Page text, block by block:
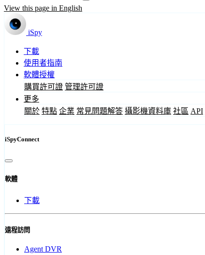
View this page in English
iSpy
下載
使用者指南
軟體授權
購買許可證 管理許可證
更多
關於 特點 企業 常見問題解答 攝影機資料庫 社區 API
iSpyConnect
軟體
下載
遠程訪問
Agent DVR